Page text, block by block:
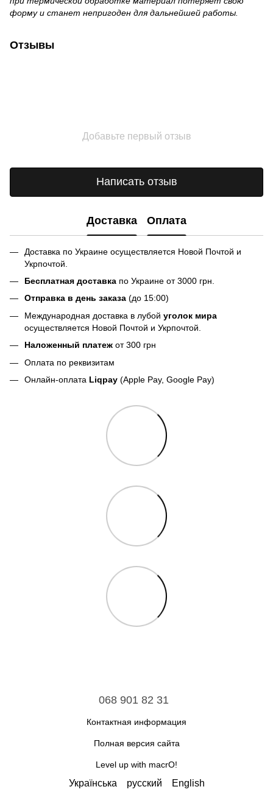
форму и станет непригоден для дальнейшей работы.
Отзывы
Добавьте первый отзыв
Написать отзыв
Доставка Оплата
Доставка по Украине осуществляется Новой Почтой и
Укрпочтой.
Бесплатная доставка по Украине от 3000 грн.
Отправка в день заказа (до 15:00)
Международная доставка в лубой уголок мира
осуществляется Новой Почтой и Укрпочтой.
Наложенный платеж от 300 грн
Оплата по реквизитам
Онлайн-оплата Liqpay (Apple Pay, Google Pay)
068 901 82 31
Контактная информация
Полная версия сайта
Level up with macrO!
Українська русский English